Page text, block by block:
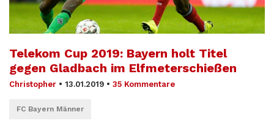
Telekom Cup 2019: Bayern holt Titel
gegen Gladbach im Elfmeterschießen
Christopher • 13.01.2019 • 35 Kommentare
FC Bayern Männer